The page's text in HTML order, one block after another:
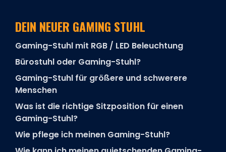
DEIN NEUER GAMING STUHL
Gaming-Stuhl mit RGB / LED Beleuchtung
Bürostuhl oder Gaming-Stuhl?
Gaming-Stuhl für größere und schwerere
Menschen
Was ist die richtige Sitzposition für einen
Gaming-Stuhl?
Wie pflege ich meinen Gaming-Stuhl?